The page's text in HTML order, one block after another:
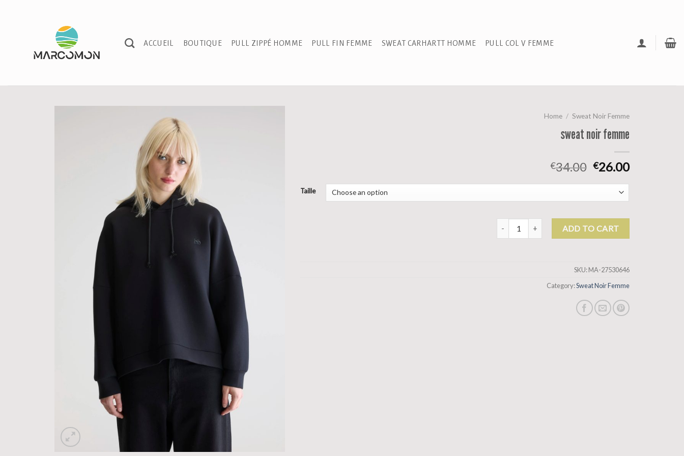
ACCUEIL
BOUTIQUE PULL ZIPPÉ HOMME PULL FIN FEMME SWEAT CARHARTT HOMME PULL COL V FEMME
Home / Sweat Noir Femme
sweat noir femme
€34.00 €26.00
Taille
sweat noir femme quantityADD TO CART
SKU:MA-27530646
Category:Sweat Noir Femme